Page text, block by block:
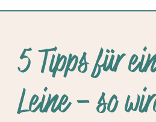
5 Tipps für
Leine – so